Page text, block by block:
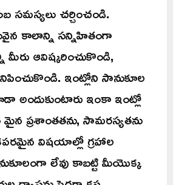
సమస్యలు చర్చించండి.
కాలాన్ని సన్నిహితంగా
మీరు ఆవిష్కరించుకొండి,
ఇంట్లోని సానుకూల
అందుకుంటారు ఇంకా ఇంట్లో
ప్రశాంతతను, సామరస్యతను
విషయాల్లో గ్రహాల
లేవు కాబట్టి మీయొక్క